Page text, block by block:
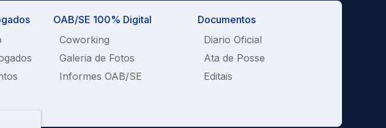
OAB/SE 100% Digital
Coworking
Galeria de Fotos
Informes OAB/SE
Documentos
Diario Oficial
Ata de Posse
Editais